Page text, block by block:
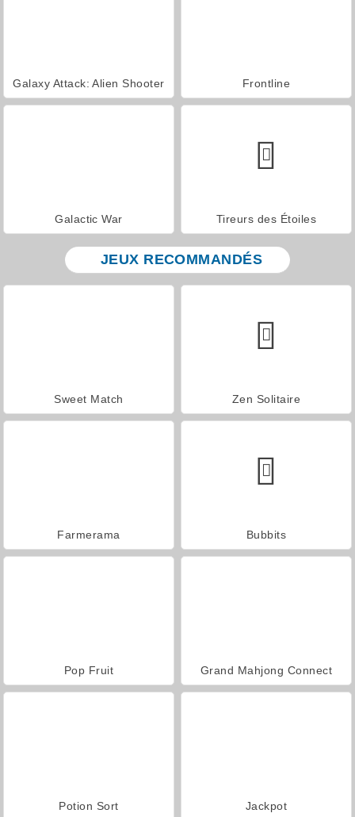
Galaxy Attack: Alien Shooter Frontline
Galactic War Tireurs des Étoiles
JEUX RECOMMANDÉS
Sweet Match Zen Solitaire
Farmerama Bubbits
Pop Fruit Grand Mahjong Connect
Potion Sort Jackpot